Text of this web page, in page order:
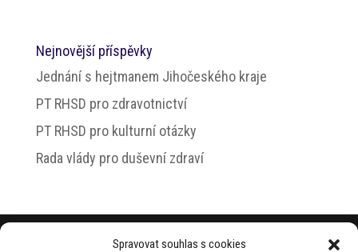
Spravovat souhlas s cookies
Nejnovější příspěvky
Jednání s hejtmanem Jihočeského kraje
PT RHSD pro zdravotnictví
PT RHSD pro kulturní otázky
Rada vlády pro duševní zdraví
© 2026 Jiří Horecký – Osobní stránky Jiřího